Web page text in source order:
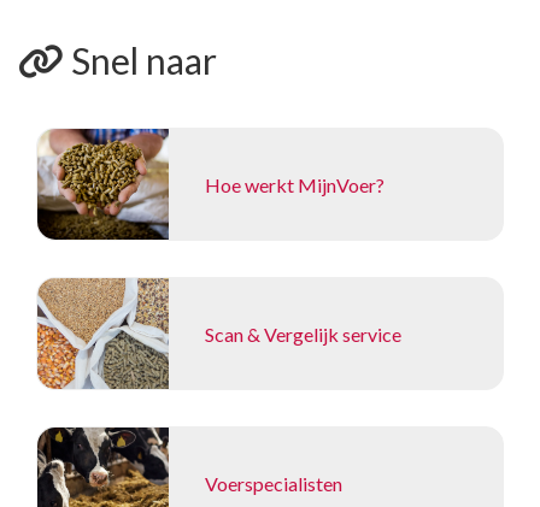
Snel naar
Hoe werkt MijnVoer?
Scan & Vergelijk service
Voerspecialisten